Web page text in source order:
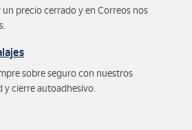
precio cerrado y en Correos nos
sobre seguro con nuestros
y cierre autoadhesivo.